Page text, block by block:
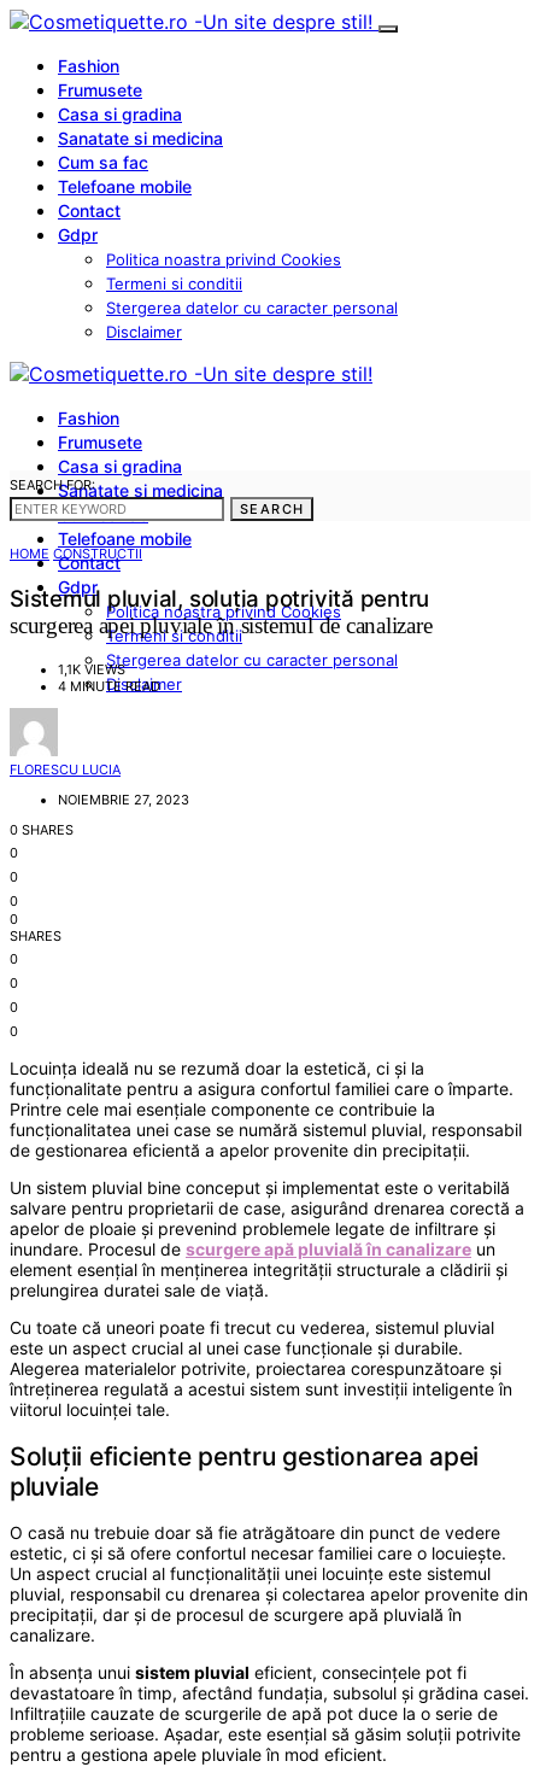
Fashion
Frumusete
Casa si gradina
Sanatate si medicina
Cum sa fac
Telefoane mobile
Contact
Gdpr
Politica noastra privind Cookies
Termeni si conditii
Stergerea datelor cu caracter personal
Disclaimer
Fashion
Frumusete
Casa si gradina
Sanatate si medicina
Cum sa fac
Telefoane mobile
Contact
Gdpr
Politica noastra privind Cookies
Termeni si conditii
Stergerea datelor cu caracter personal
Disclaimer
SEARCH FOR:
SEARCH
HOME CONSTRUCTII
Sistemul pluvial, soluția potrivită pentru
scurgerea apei pluviale în sistemul de canalizare
1,1K VIEWS
4 MINUTE READ
FLORESCU LUCIA
NOIEMBRIE 27, 2023
0 SHARES
0
0
0
0
SHARES
0
0
0
0
Locuința ideală nu se rezumă doar la estetică, ci și la
funcționalitate pentru a asigura confortul familiei care o împarte.
Printre cele mai esențiale componente ce contribuie la
funcționalitatea unei case se numără sistemul pluvial, responsabil
de gestionarea eficientă a apelor provenite din precipitații.
Un sistem pluvial bine conceput și implementat este o veritabilă
salvare pentru proprietarii de case, asigurând drenarea corectă a
apelor de ploaie și prevenind problemele legate de infiltrare și
inundare. Procesul de scurgere apă pluvială în canalizare un
element esențial în menținerea integrității structurale a clădirii și
prelungirea duratei sale de viață.
Cu toate că uneori poate fi trecut cu vederea, sistemul pluvial
este un aspect crucial al unei case funcționale și durabile.
Alegerea materialelor potrivite, proiectarea corespunzătoare și
întreținerea regulată a acestui sistem sunt investiții inteligente în
viitorul locuinței tale.
Soluții eficiente pentru gestionarea apei
pluviale
O casă nu trebuie doar să fie atrăgătoare din punct de vedere
estetic, ci și să ofere confortul necesar familiei care o locuiește.
Un aspect crucial al funcționalității unei locuințe este sistemul
pluvial, responsabil cu drenarea și colectarea apelor provenite din
precipitații, dar și de procesul de scurgere apă pluvială în
canalizare.
În absența unui sistem pluvial eficient, consecințele pot fi
devastatoare în timp, afectând fundația, subsolul și grădina casei.
Infiltrațiile cauzate de scurgerile de apă pot duce la o serie de
probleme serioase. Așadar, este esențial să găsim soluții potrivite
pentru a gestiona apele pluviale în mod eficient.